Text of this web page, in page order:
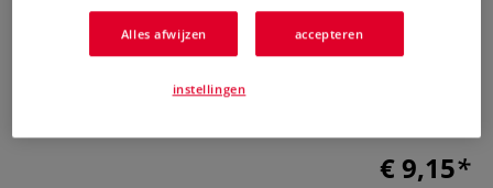
Der neue Trend aus den USA ist nun auch in Deutschland
angekommen: Steine bemalen zum Freuen, Behalten und
Verschenken. 50 inspirierende Motive zum Nachmalen und
Selbstgestalten. Die besten Tipps zu Materialien und
€ 9,15
Alles afwijzen accepteren
instellingen